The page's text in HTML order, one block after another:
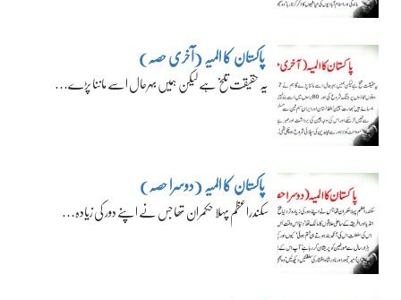
پاکستان کا المیہ (آخری حصہ)
یہ حقیقت تلخ ہے لیکن ہمیں بہرحال اسے ماننا پڑے…
پاکستان کا المیہ (دوسرا حصہ)
سکندراعظم پہلا حکمران تھا جس نے اپنے دور کی زیادہ…